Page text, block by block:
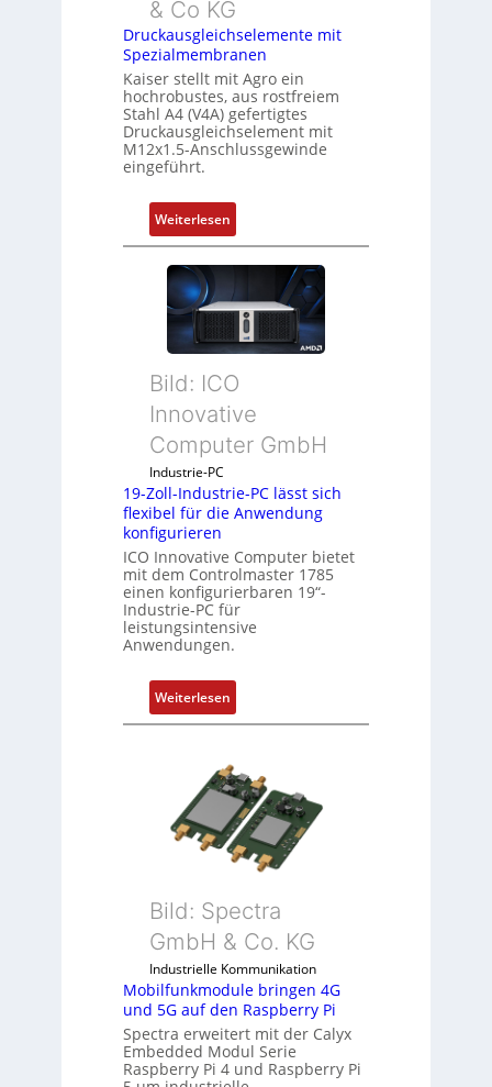
& Co KG
Druckausgleichselemente mit
Spezialmembranen
Kaiser stellt mit Agro ein
hochrobustes, aus rostfreiem
Stahl A4 (V4A) gefertigtes
Druckausgleichselement mit
M12x1.5-Anschlussgewinde
eingeführt.
Weiterlesen:
D
r
u
c
a
u
s
g
l
i
c
s
e
l
e
m
e
n
t
m
i
t
S
p
z
i
l
m
m
b
Bild: ICO
Innovative
Computer GmbH
Industrie-PC
19-Zoll-Industrie-PC lässt sich
flexibel für die Anwendung
konfigurieren
ICO Innovative Computer bietet
mit dem Controlmaster 1785
einen konfigurierbaren 19“-
Industrie-PC für
leistungsintensive
Anwendungen.
Weiterlesen:
1
-
Z
o
l
l
I
d
u
s
t
r
Bild: Spectra
GmbH & Co. KG
Industrielle Kommunikation
Mobilfunkmodule bringen 4G
und 5G auf den Raspberry Pi
Spectra erweitert mit der Calyx
Embedded Modul Serie
Raspberry Pi 4 und Raspberry Pi